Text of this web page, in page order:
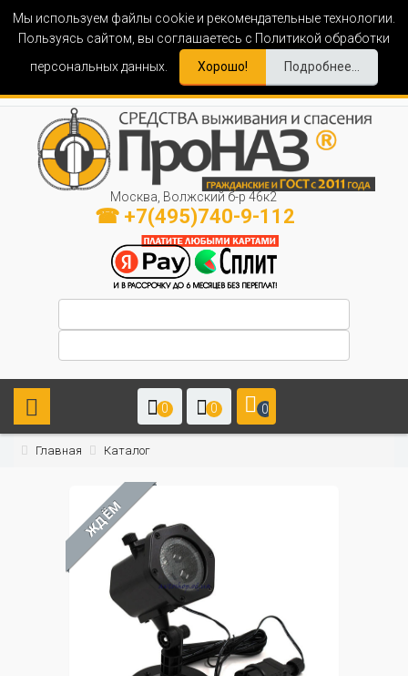
Мы используем файлы cookie и рекомендательные технологии.
Пользуясь сайтом, вы соглашаетесь с Политикой обработки
персональных данных.
Хорошо! Подробнее...
Москва, Волжский б-р 46к2
☎ +7(495)740-9-112
0 0 0
Главная Каталог
ЖДЁМ